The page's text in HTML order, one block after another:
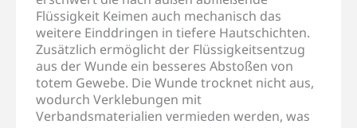
Flüssigkeit Keimen auch mechanisch das
weitere Einddringen in tiefere Hautschichten.
Zusätzlich ermöglicht der Flüssigkeitsentzug
aus der Wunde ein besseres Abstoßen von
totem Gewebe. Die Wunde trocknet nicht aus,
wodurch Verklebungen mit
Verbandsmaterialien vermieden werden, was